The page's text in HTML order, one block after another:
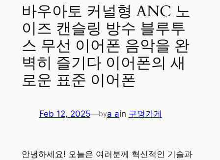
바우아토 커널형 ANC 노
이즈 캔슬링 방수 블루투
스 무선 이어폰 음악을 완
벽히 즐기다 이어폰의 새
로운 표준 이어폰
Feb 12, 2025—bya ain 구멍가게
안녕하세요! 오늘은 여러분께 혁신적인 기술과